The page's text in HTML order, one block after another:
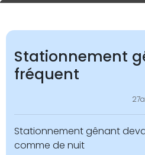
Stationnement
fréquent
Stationnement gênant
comme de nuit